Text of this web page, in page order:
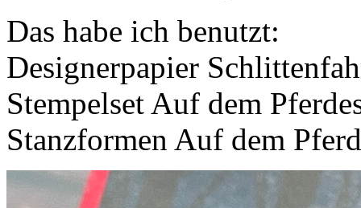
Das habe ich benutzt:
Designerpapier
Stempelset Auf dem
Stanzformen Auf dem